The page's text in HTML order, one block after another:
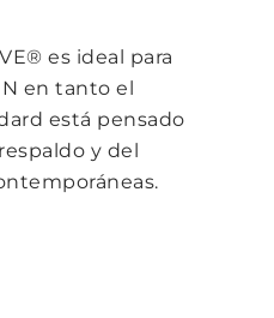
es ideal para
en tanto el
está pensado
y del